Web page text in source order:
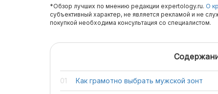
*Обзор лучших по мнению редакции expertology.ru. О
субъективный характер, не является рекламой и не
покупкой необходима консультация со специалистом.
Как грамотно выбрать мужской зонт